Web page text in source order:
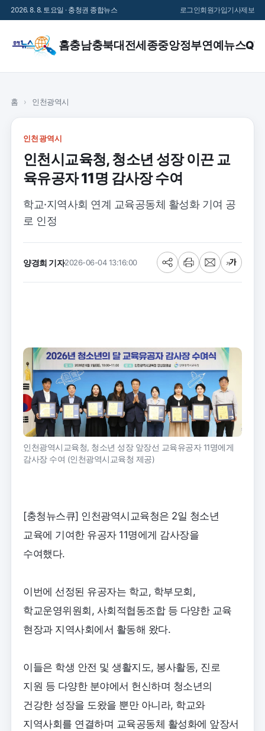
2026. 8. 8. 토요일 · 충청권 종합뉴스 로그인회원가입기사제보
홈충남충북대전세종중앙정부연예 뉴스
홈 › 인천광역시
인천광역시
인천시교육청, 청소년 성장 이끈 교
육유공자 11명 감사장 수여
학교·지역사회 연계 교육공동체 활성화 기여 공
로 인정
양경희 기자2026-06-04 13:16:00
공
유
프
린
메
일
글
씨
인천광역시교육청, 청소년 성장 앞장선 교육유공자 11명에게
감사장 수여 (인천광역시교육청 제공)
[충청뉴스큐] 인천광역시교육청은 2일 청소년
교육에 기여한 유공자 11명에게 감사장을
수여했다.
이번에 선정된 유공자는 학교, 학부모회,
학교운영위원회, 사회적협동조합 등 다양한 교육
현장과 지역사회에서 활동해 왔다.
이들은 학생 안전 및 생활지도, 봉사활동, 진로
지원 등 다양한 분야에서 헌신하며 청소년의
건강한 성장을 도왔을 뿐만 아니라, 학교와
지역사회를 연결하며 교육공동체 활성화에 앞장서